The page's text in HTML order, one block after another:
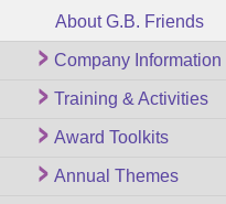
About G.B. Friends
Company Information
Training & Activities
Award Toolkits
Annual Themes